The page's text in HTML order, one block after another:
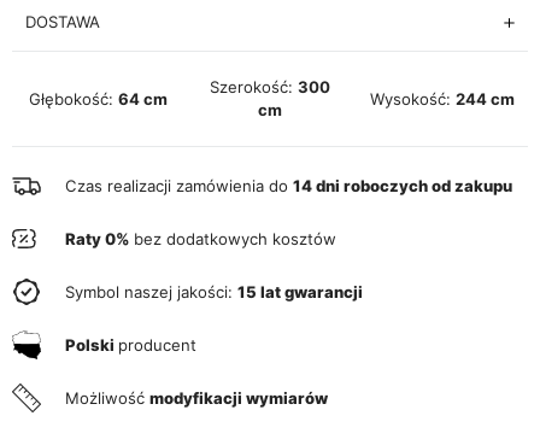
DOSTAWA
Głębokość: 64 cm
Szerokość: 300
cm
Wysokość: 244 cm
Czas realizacji zamówienia do 14 dni roboczych od zakupu
Raty 0% bez dodatkowych kosztów
Symbol naszej jakości: 15 lat gwarancji
Polski producent
Możliwość modyfikacji wymiarów